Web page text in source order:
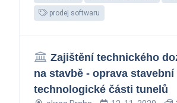
prodej softwaru
Zajištění technického
na stavbě - oprava stavební
technologické části tunelů